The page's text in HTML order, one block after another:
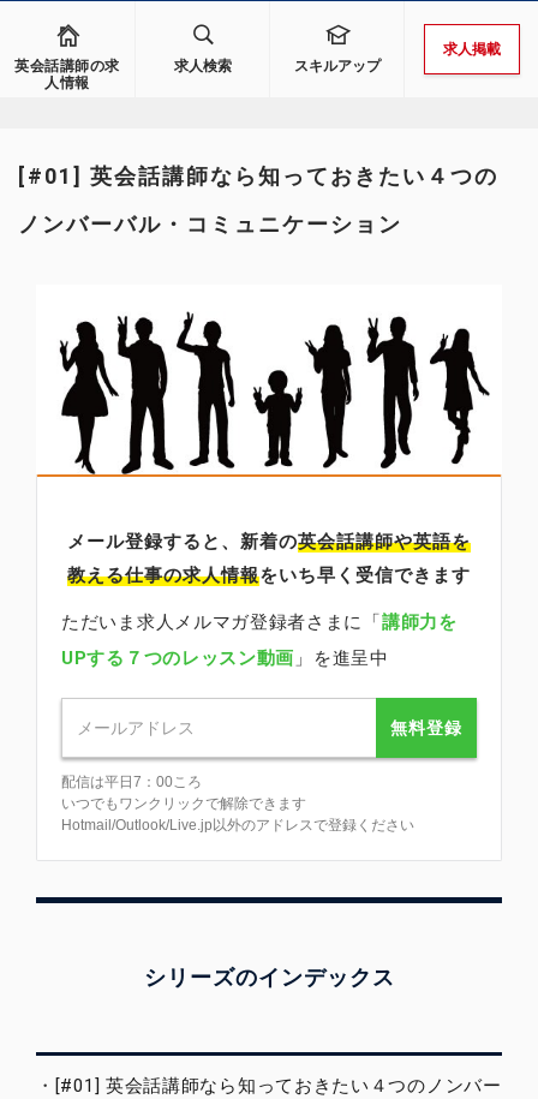
英会話講師の求
人情報
求人検索 スキルアップ
求人掲載
[#01] 英会話講師なら知っておきたい４つの
ノンバーバル・コミュニケーション
メール登録すると、新着の英会話講師や英語を
教える仕事の求人情報をいち早く受信できます
ただいま求人メルマガ登録者さまに「講師力を
UPする７つのレッスン動画 」を進呈中
無料登録
配信は平日7：00ころ
いつでもワンクリックで解除できます
Hotmail/Outlook/Live.jp以外のアドレスで登録ください
シリーズのインデックス
・ [#01] 英会話講師なら知っておきたい４つのノンバー